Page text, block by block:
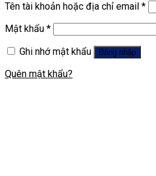
Tên tài khoản hoặc địa chỉ email *
Mật khẩu *
Ghi nhớ mật khẩu
Đăng nhập
Quên mật khẩu?